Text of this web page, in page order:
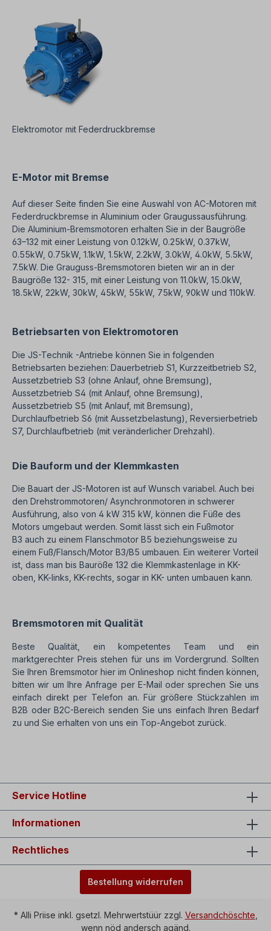
Elektromotor mit Federdruckbremse
E-Motor mit Bremse
Auf dieser Seite finden Sie eine Auswahl von AC-Motoren mit
Federdruckbremse in Aluminium oder Graugussausführung.
Die Aluminium-Bremsmotoren erhalten Sie in der Baugröße
63–132 mit einer Leistung von 0.12kW, 0.25kW, 0.37kW,
0.55kW, 0.75kW, 1.1kW, 1.5kW, 2.2kW, 3.0kW, 4.0kW, 5.5kW,
7.5kW. Die Grauguss-Bremsmotoren bieten wir an in der
Baugröße 132- 315, mit einer Leistung von 11.0kW, 15.0kW,
18.5kW, 22kW, 30kW, 45kW, 55kW, 75kW, 90kW und 110kW.
Betriebsarten von Elektromotoren
Die JS-Technik -Antriebe können Sie in folgenden
Betriebsarten beziehen: Dauerbetrieb S1, Kurzzeitbetrieb S2,
Aussetzbetrieb S3 (ohne Anlauf, ohne Bremsung),
Aussetzbetrieb S4 (mit Anlauf, ohne Bremsung),
Aussetzbetrieb S5 (mit Anlauf, mit Bremsung),
Durchlaufbetrieb S6 (mit Aussetzbelastung), Reversierbetrieb
S7, Durchlaufbetrieb (mit veränderlicher Drehzahl).
Die Bauform und der Klemmkasten
Die Bauart der JS-Motoren ist auf Wunsch variabel. Auch bei
den Drehstrommotoren/ Asynchronmotoren in schwerer
Ausführung, also von 4 kW 315 kW, können die Füße des
Motors umgebaut werden. Somit lässt sich ein Fußmotor
B3 auch zu einem Flanschmotor B5 beziehungsweise zu
einem Fuß/Flansch/Motor B3/B5 umbauen. Ein weiterer Vorteil
ist, dass man bis Bauröße 132 die Klemmkastenlage in KK-
oben, KK-links, KK-rechts, sogar in KK- unten umbauen kann.
Bremsmotoren mit Qualität
Beste Qualität, ein kompetentes Team und ein
marktgerechter Preis stehen für uns im Vordergrund. Sollten
Sie Ihren Bremsmotor hier im Onlineshop nicht finden können,
bitten wir um Ihre Anfrage per E-Mail oder sprechen Sie uns
einfach direkt per Telefon an. Für größere Stückzahlen im
B2B oder B2C-Bereich senden Sie uns einfach Ihren Bedarf
zu und Sie erhalten von uns ein Top-Angebot zurück.
Service Hotline
Informationen
Rechtliches
Bestellung widerrufen
* Alli Priise inkl. gsetzl. Mehrwertstüür zzgl. Versandchöschte
wenn nöd andersch agänd.